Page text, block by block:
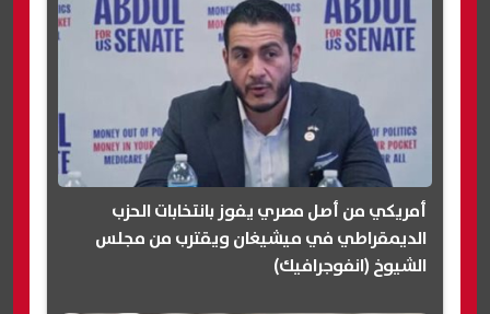
أمريكي من أصل مصري يفوز بانتخابات الحزب
الديمقراطي في ميشيغان ويقترب من مجلس
الشيوخ (انفوجرافيك)